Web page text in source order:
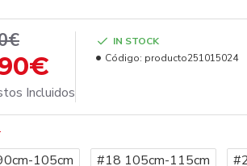
Incluidos
IN STOCK
Código: producto251015024
105cm
#18 105cm-115cm